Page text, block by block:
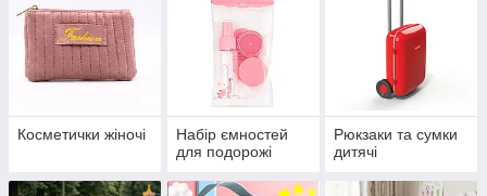
Косметички жіночі
Набір ємностей
для подорожі
Рюкзаки та сумки
дитячі